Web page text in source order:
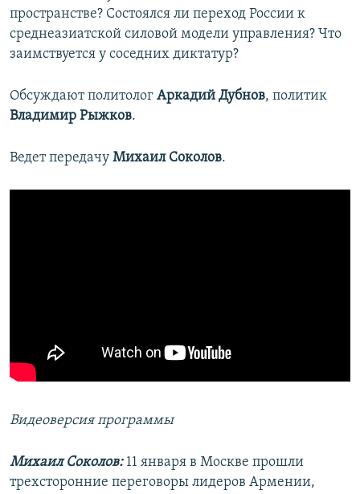
пространстве? Состоялся ли переход России к
среднеазиатской силовой модели управления? Что
заимствуется у соседних диктатур?
Обсуждают политолог Аркадий Дубнов, политик
Владимир Рыжков.
Ведет передачу Михаил Соколов.
Видеоверсия программы
Михаил Соколов:11 января в Москве прошли
трехсторонние переговоры лидеров Армении,